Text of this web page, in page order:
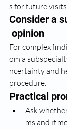
s for future
Consider a
opinion
For complex
om a
ncertainty and
procedure.
Practical
Ask
ms and if